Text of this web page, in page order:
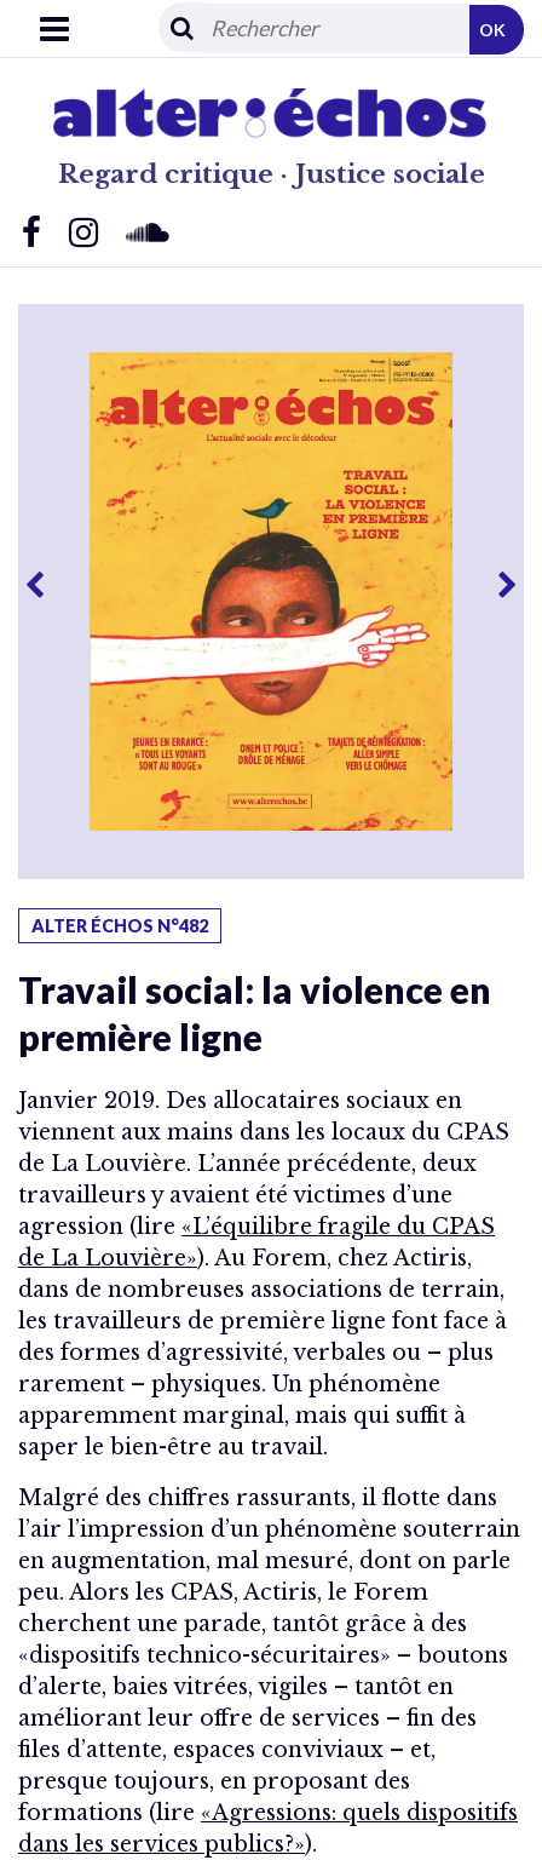
Regard critique · Justice sociale
OK
ALTER ÉCHOS N°482
Travail social: la violence en
première ligne
Janvier 2019. Des allocataires sociaux en
viennent aux mains dans les locaux du CPAS
de La Louvière. L’année précédente, deux
travailleurs y avaient été victimes d’une
agression (lire «L’équilibre fragile du CPAS
de La Louvière»). Au Forem, chez Actiris,
dans de nombreuses associations de terrain,
les travailleurs de première ligne font face à
des formes d’agressivité, verbales ou – plus
rarement – physiques. Un phénomène
apparemment marginal, mais qui suffit à
saper le bien-être au travail.
Malgré des chiffres rassurants, il flotte dans
l’air l’impression d’un phénomène souterrain
en augmentation, mal mesuré, dont on parle
peu. Alors les CPAS, Actiris, le Forem
cherchent une parade, tantôt grâce à des
«dispositifs technico-sécuritaires» – boutons
d’alerte, baies vitrées, vigiles – tantôt en
améliorant leur offre de services – fin des
files d’attente, espaces conviviaux – et,
presque toujours, en proposant des
formations (lire «Agressions: quels dispositifs
dans les services publics?»).